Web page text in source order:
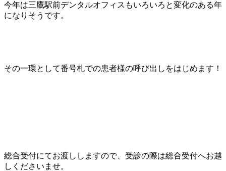
今年は三鷹駅前デンタルオフィスもいろいろと変化のある年
になりそうです。
その一環として番号札での患者様の呼び出しをはじめます！
総合受付にてお渡ししますので、受診の際は総合受付へお越
しくださいませ。